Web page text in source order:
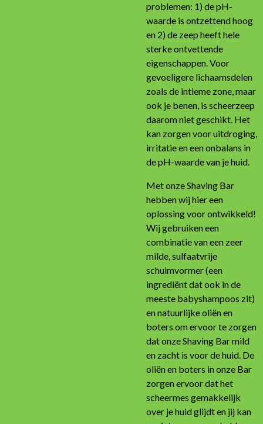
problemen: 1) de pH-
waarde is ontzettend hoog
en 2) de zeep heeft hele
sterke ontvettende
eigenschappen. Voor
gevoeligere lichaamsdelen
zoals de intieme zone, maar
ook je benen, is scheerzeep
daarom niet geschikt. Het
kan zorgen voor uitdroging,
irritatie en een onbalans in
de pH-waarde van je huid.
Met onze Shaving Bar
hebben wij hier een
oplossing voor ontwikkeld!
Wij gebruiken een
combinatie van een zeer
milde, sulfaatvrije
schuimvormer (een
ingrediënt dat ook in de
meeste babyshampoos zit)
en natuurlijke oliën en
boters om ervoor te zorgen
dat onze Shaving Bar mild
en zacht is voor de huid. De
oliën en boters in onze Bar
zorgen ervoor dat het
scheermes gemakkelijk
over je huid glijdt en jij kan